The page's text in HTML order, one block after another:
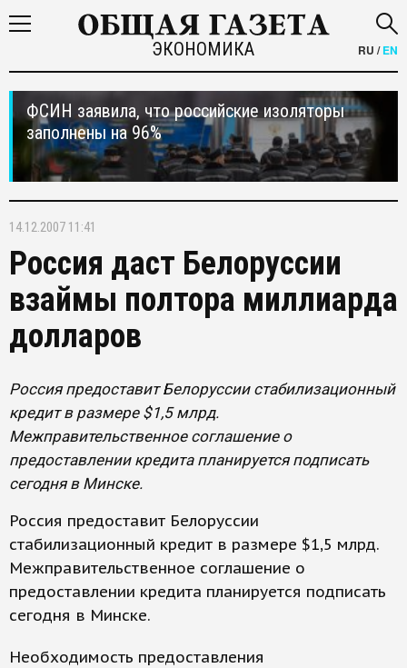
ЭКОНОМИКА RU /EN
ФСИН заявила, что российские изоляторы
заполнены на 96%
14.12.2007 11:41
Россия даст Белоруссии
взаймы полтора миллиарда
долларов
Россия предоставит Белоруссии стабилизационный
кредит в размере $1,5 млрд.
Межправительственное соглашение о
предоставлении кредита планируется подписать
сегодня в Минске.
Россия предоставит Белоруссии
стабилизационный кредит в размере $1,5 млрд.
Межправительственное соглашение о
предоставлении кредита планируется подписать
сегодня в Минске.
Необходимость предоставления